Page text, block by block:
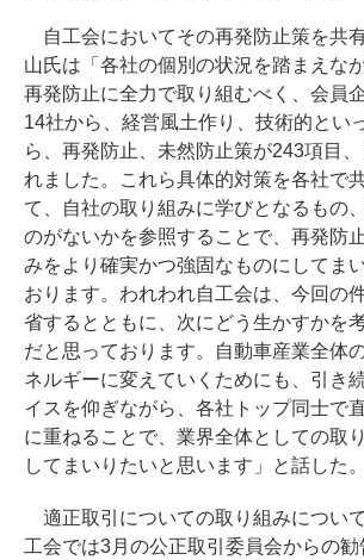
自工会においてその再発防止策を共
山氏は「各社の個別の状況を踏まえな
再発防止に全力で取り組むべく、会員
14社から、経営風土作り、技術的とい
ら、再発防止、未然防止策が243項目
れました。これら具体的対策を各社で
て、自社の取り組みに学びとなるもの
のがないかを参照することで、再発防
みをより確実かつ強固なものにしてま
おります。われわれ自工会は、今回の
省するとともに、次にどう生かすかを
だと思っております。自動車産業全体
ネルギーに変えていくためにも、引き
イスを仰ぎながら、各社トップ同士で
に重ねることで、業界全体としての取
してまいりたいと思います」と話した。
適正取引についての取り組みについ
工会では3月の公正取引委員会からの勧